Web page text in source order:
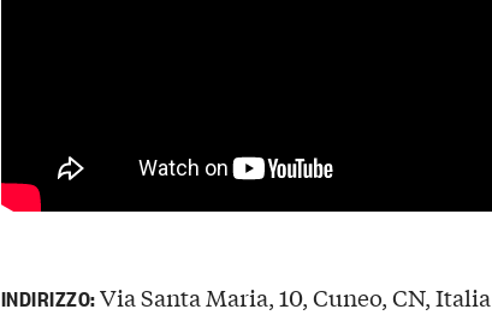
INDIRIZZO:Via Santa Maria, 10, Cuneo, CN, Italia